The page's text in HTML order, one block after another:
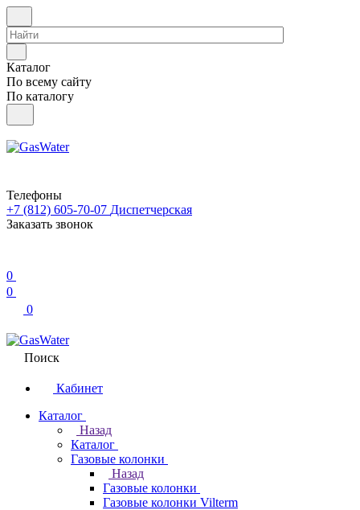
Каталог
По всему сайту
По каталогу
Телефоны
+7 (812) 605-70-07 Диспетчерская
Заказать звонок
0
0
0
Поиск
Кабинет
Каталог
Назад
Каталог
Газовые колонки
Назад
Газовые колонки
Газовые колонки Vilterm